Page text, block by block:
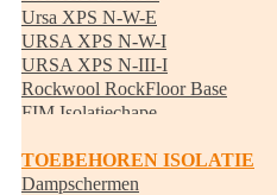
Ursa XPS N-W-E
URSA XPS N-W-I
URSA XPS N-III-I
Rockwool RockFloor Base
FIM Isolatiechape
TOEBEHOREN ISOLATIE
Dampschermen